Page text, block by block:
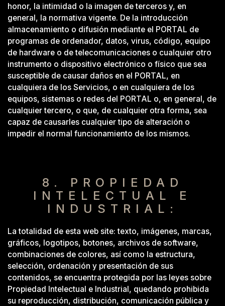
honor, la intimidad o la imagen de terceros y, en
general, la normativa vigente. De la introducción
almacenamiento o difusión mediante el PORTAL de
programas de ordenador, datos, virus, código, equipo
de hardware o de telecomunicaciones o cualquier otro
instrumento o dispositivo electrónico o físico que sea
susceptible de causar daños en el PORTAL, en
cualquiera de los Servicios, o en cualquiera de los
equipos, sistemas o redes del PORTAL o, en general, de
cualquier tercero, o que, de cualquier otra forma, sea
capaz de causarles cualquier tipo de alteración o
impedir el normal funcionamiento de los mismos.
8. PROPIEDAD
INTELECTUAL E
INDUSTRIAL:
La totalidad de esta web site: texto, imágenes, marcas,
gráficos, logotipos, botones, archivos de software,
combinaciones de colores, así como la estructura,
selección, ordenación y presentación de sus
contenidos, se encuentra protegida por las leyes sobre
Propiedad Intelectual e Industrial, quedando prohibida
su reproducción, distribución, comunicación pública y